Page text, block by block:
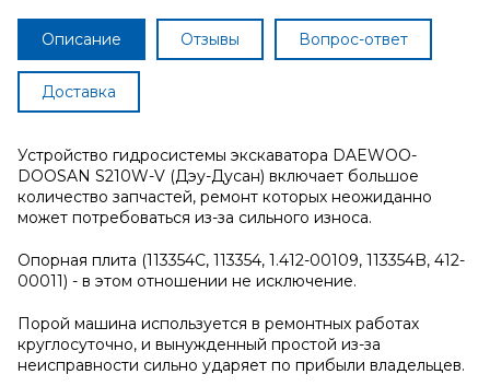
Описание Отзывы Вопрос-ответ
Доставка
Устройство гидросистемы экскаватора DAEWOO-
DOOSAN S210W-V (Дэу-Дусан) включает большое
количество запчастей, ремонт которых неожиданно
может потребоваться из-за сильного износа.
Опорная плита (113354C, 113354, 1.412-00109, 113354B, 412-
00011) - в этом отношении не исключение.
Порой машина используется в ремонтных работах
круглосуточно, и вынужденный простой из-за
неисправности сильно ударяет по прибыли владельцев.